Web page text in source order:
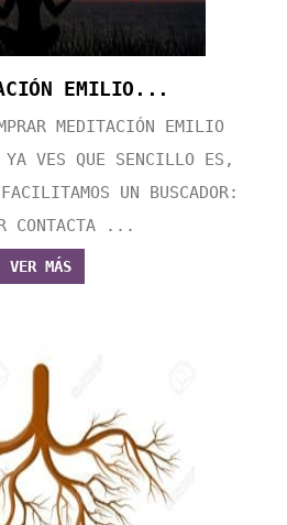
EMILIO...
MEDITACIÓN EMILIO
YA VES QUE SENCILLO ES,
UN BUSCADOR:
CONTACTA ...
VER MÁS